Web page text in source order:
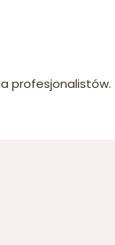
profesjonalistów.